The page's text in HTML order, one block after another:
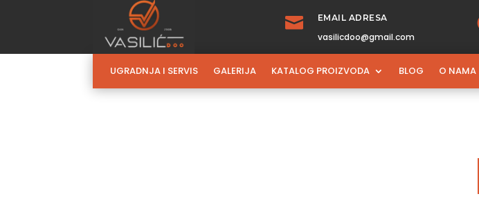
 EMAIL ADRESA
vasilicdoo@gmail.com
UGRADNJA I SERVIS GALERIJA KATALOG PROIZVODA BLOG O NAMA